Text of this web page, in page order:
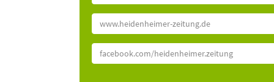
www.heidenheimer-zeitung.de
facebook.com/heidenheimer.zeitung